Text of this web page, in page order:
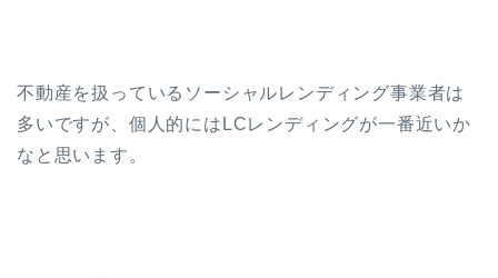
不動産を扱っているソーシャルレンディング事業者は
多いですが、個人的にはLCレンディングが一番近いか
なと思います。